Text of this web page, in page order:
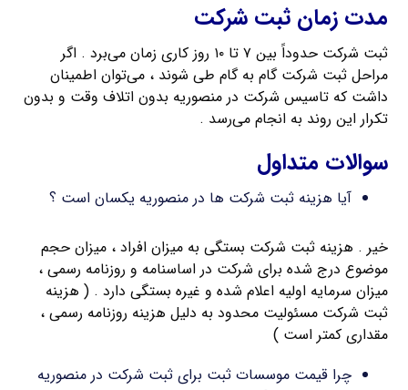
مدت زمان ثبت شرکت
ثبت شرکت حدوداً بین ۷ تا ۱۰ روز کاری زمان می‌برد . اگر
مراحل ثبت شرکت گام به گام طی شوند ، می‌توان اطمینان
داشت که تاسیس شرکت در منصوریه بدون اتلاف وقت و بدون
تکرار این روند به انجام می‌رسد .
سوالات متداول
آیا هزینه ثبت شرکت ها در منصوریه یکسان است ؟
خیر . هزینه ثبت شرکت بستگی به میزان افراد ، میزان حجم
موضوع درج شده برای شرکت در اساسنامه و روزنامه رسمی ،
میزان سرمایه اولیه اعلام شده و غیره بستگی دارد . ( هزینه
ثبت شرکت مسئولیت محدود به دلیل هزینه روزنامه رسمی ،
مقداری کمتر است )
چرا قیمت موسسات ثبت برای ثبت شرکت در منصوریه